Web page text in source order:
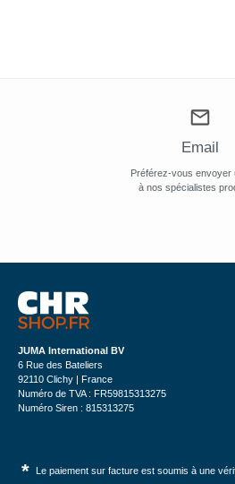
Email
Préférez-vous envoyer
à nos spécialistes
JUMA International BV
6 Rue des Bateliers
92110 Clichy | France
Numéro de TVA : FR59815313275
Numéro Siren : 815313275
* Le paiement sur facture est soumis à une